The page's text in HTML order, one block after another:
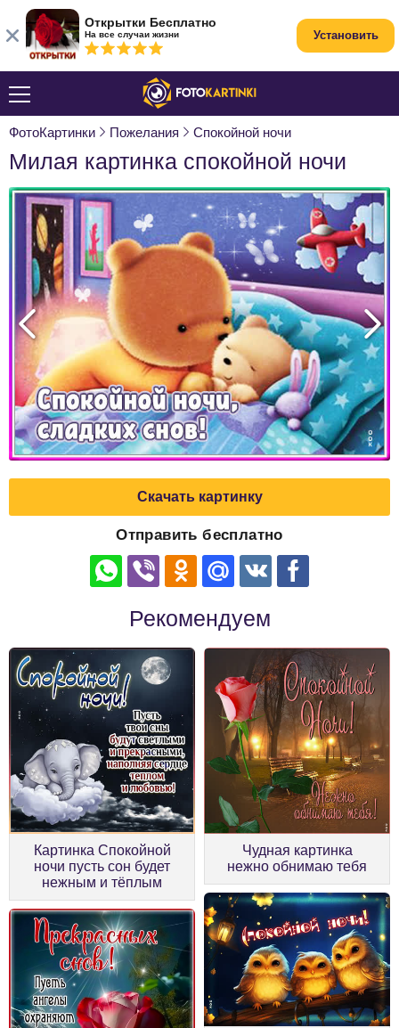
ФотоКартинки Пожелания Спокойной ночи
Милая картинка спокойной ночи
Скачать картинку
Отправить бесплатно
Рекомендуем
Картинка Спокойной
ночи пусть сон будет
нежным и тёплым
Чудная картинка
нежно обнимаю тебя
Открытки Бесплатно
На все случаи жизни Установить